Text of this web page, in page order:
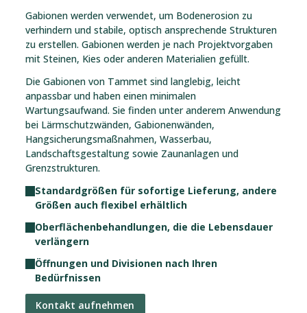
Gabionen werden verwendet, um Bodenerosion zu
verhindern und stabile, optisch ansprechende Strukturen
zu erstellen. Gabionen werden je nach Projektvorgaben
mit Steinen, Kies oder anderen Materialien gefüllt.
Die Gabionen von Tammet sind langlebig, leicht
anpassbar und haben einen minimalen
Wartungsaufwand. Sie finden unter anderem Anwendung
bei Lärmschutzwänden, Gabionenwänden,
Hangsicherungsmaßnahmen, Wasserbau,
Landschaftsgestaltung sowie Zaunanlagen und
Grenzstrukturen.
Standardgrößen für sofortige Lieferung, andere
Größen auch flexibel erhältlich
Oberflächenbehandlungen, die die Lebensdauer
verlängern
Öffnungen und Divisionen nach Ihren
Bedürfnissen
Kontakt aufnehmen